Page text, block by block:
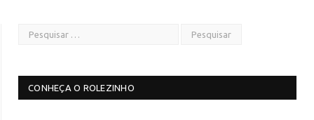
CONHEÇA O ROLEZINHO